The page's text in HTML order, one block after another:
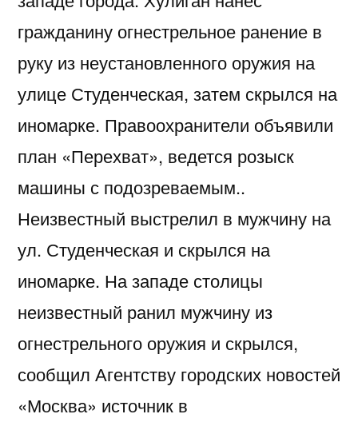
гражданину огнестрельное ранение в
руку из неустановленного оружия на
улице Студенческая, затем скрылся на
иномарке. Правоохранители объявили
план «Перехват», ведется розыск
машины с подозреваемым..
Неизвестный выстрелил в мужчину на
ул. Студенческая и скрылся на
иномарке. На западе столицы
неизвестный ранил мужчину из
огнестрельного оружия и скрылся,
сообщил Агентству городских новостей
«Москва» источник в